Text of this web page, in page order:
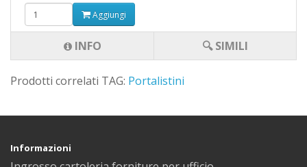
Aggiungi
INFO 🔍 SIMILI
Prodotti correlati TAG: Portalistini
Informazioni